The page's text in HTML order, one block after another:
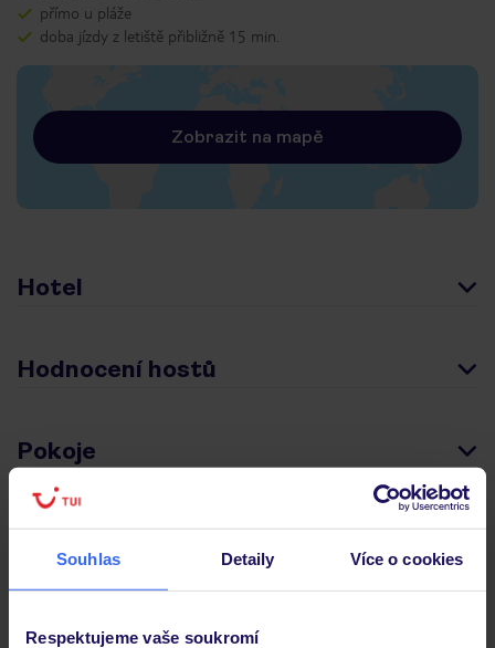
Souhlas Detaily Více o cookies
Respektujeme vaše soukromí
přímo u pláže
doba jízdy z letiště přibližně 15 min.
Zobrazit na mapě
Hotel
Hodnocení hostů
Pokoje
Stravování